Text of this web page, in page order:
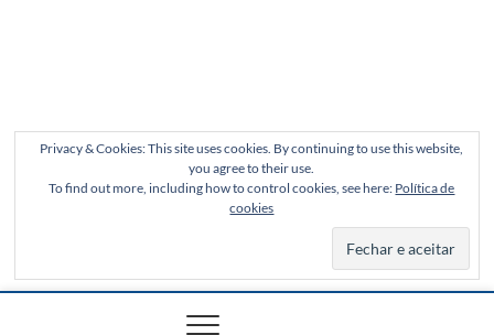
Privacy & Cookies: This site uses cookies. By continuing to use this website,
you agree to their use.
To find out more, including how to control cookies, see here: Política de
cookies